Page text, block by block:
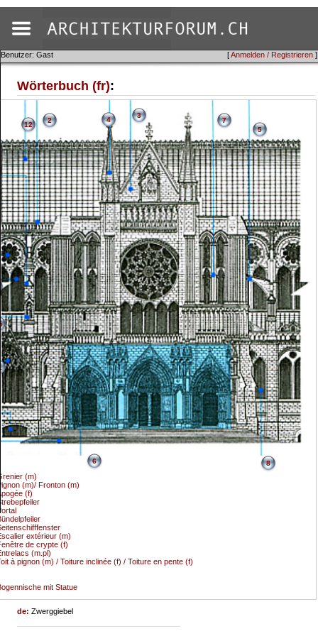
[Anmelden / Registrieren ]
Benutzer: Gast
Wörterbuch (fr):
(m)
2
(m)/ Fronton (m)
3
(f)
4
5
6
7
8
extérieur (m)
de crypte (f)
(m.pl)
à pignon (m) / Toiture inclinée (f) / Toiture en pente (f)
12
mit Statue
de:Zwerggiebel